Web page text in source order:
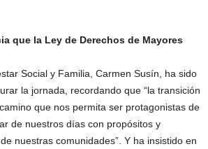
que la Ley de Derechos de Mayores
Social y Familia, Carmen Susín, ha sido
la jornada, recordando que “la transición
que nos permita ser protagonistas de
de nuestros días con propósitos y
nuestras comunidades”. Y ha insistido en